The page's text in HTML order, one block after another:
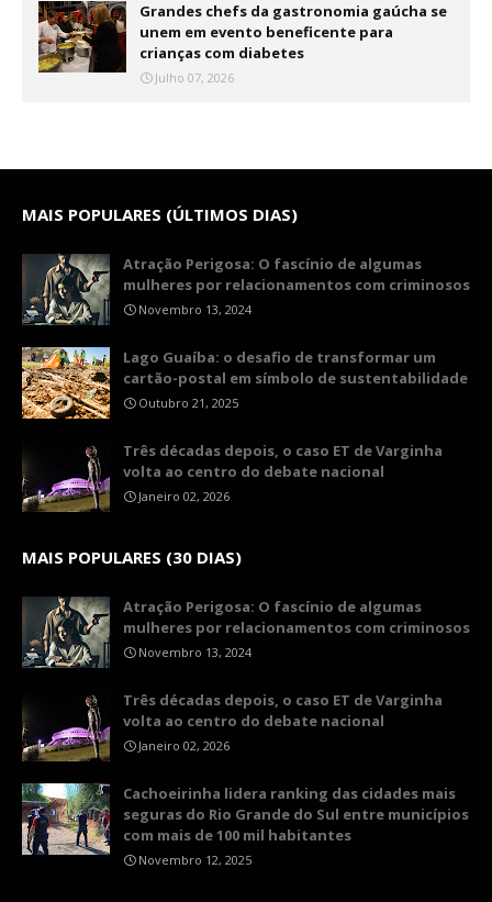
Grandes chefs da gastronomia gaúcha se
unem em evento beneficente para
crianças com diabetes
Julho 07, 2026
MAIS POPULARES (ÚLTIMOS DIAS)
Atração Perigosa: O fascínio de algumas
mulheres por relacionamentos com criminosos
Novembro 13, 2024
Lago Guaíba: o desafio de transformar um
cartão-postal em símbolo de sustentabilidade
Outubro 21, 2025
Três décadas depois, o caso ET de Varginha
volta ao centro do debate nacional
Janeiro 02, 2026
MAIS POPULARES (30 DIAS)
Atração Perigosa: O fascínio de algumas
mulheres por relacionamentos com criminosos
Novembro 13, 2024
Três décadas depois, o caso ET de Varginha
volta ao centro do debate nacional
Janeiro 02, 2026
Cachoeirinha lidera ranking das cidades mais
seguras do Rio Grande do Sul entre municípios
com mais de 100 mil habitantes
Novembro 12, 2025